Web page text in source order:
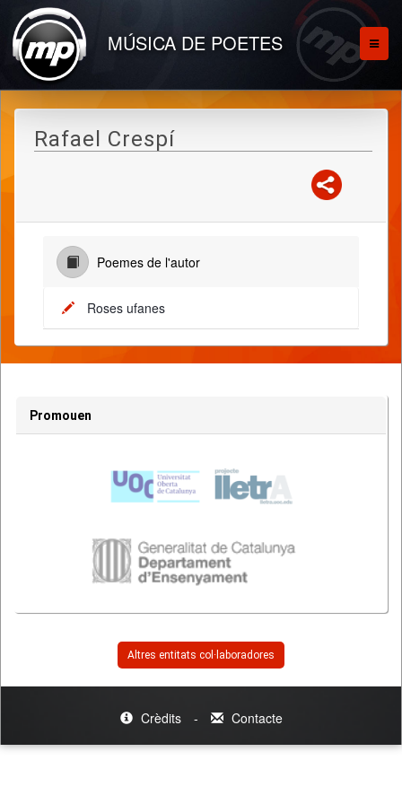
MÚSICA DE POETES
Rafael Crespí
Poemes de l'autor
Roses ufanes
Promouen
Altres entitats col·laboradores
Crèdits - Contacte